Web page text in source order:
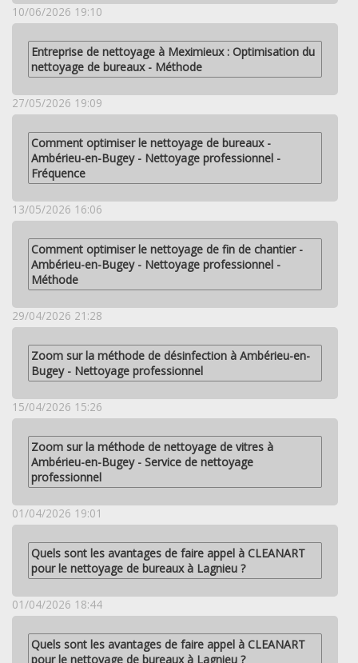
10/06/2026 19:10
Entreprise de nettoyage à Meximieux : Optimisation du
nettoyage de bureaux - Méthode
27/05/2026 19:09
Comment optimiser le nettoyage de bureaux -
Ambérieu-en-Bugey - Nettoyage professionnel -
Fréquence
13/05/2026 16:06
Comment optimiser le nettoyage de fin de chantier -
Ambérieu-en-Bugey - Nettoyage professionnel -
Méthode
29/04/2026 21:28
Zoom sur la méthode de désinfection à Ambérieu-en-
Bugey - Nettoyage professionnel
15/04/2026 15:26
Zoom sur la méthode de nettoyage de vitres à
Ambérieu-en-Bugey - Service de nettoyage
professionnel
01/04/2026 19:01
Quels sont les avantages de faire appel à CLEANART
pour le nettoyage de bureaux à Lagnieu ?
01/04/2026 18:44
Quels sont les avantages de faire appel à CLEANART
pour le nettoyage de bureaux à Lagnieu ?